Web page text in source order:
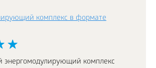
комплекс в формате
энергомодулирующий комплекс